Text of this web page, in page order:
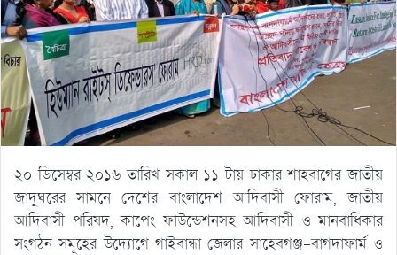
২০ ডিসেম্বর ২০১৬ তারিখ সকাল ১১ টায় ঢাকার শাহবাগের জাতীয়
জাদুঘরের সামনে দেশের বাংলাদেশ আদিবাসী ফোরাম, জাতীয়
আদিবাসী পরিষদ, কাপেং ফাউন্ডেশনসহ আদিবাসী ও মানবাধিকার
সংগঠন সমূহের উদ্যোগে গাইবান্ধা জেলার সাহেবগঞ্জ-বাগদাফার্ম ও